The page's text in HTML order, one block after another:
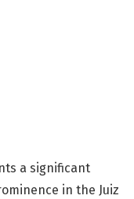
a significant
in the Juiz